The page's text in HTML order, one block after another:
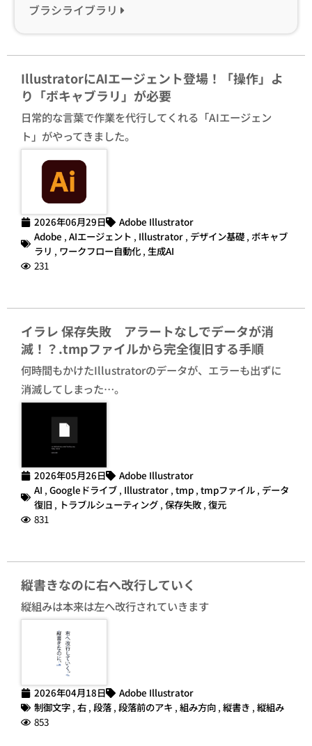
ブラシライブラリ
IllustratorにAIエージェント登場！「操作」よ
り「ボキャブラリ」が必要
日常的な言葉で作業を代行してくれる「AIエージェン
ト」がやってきました。
2026年06月29日
Adobe Illustrator
Adobe , AIエージェント , Illustrator , デザイン基礎 , ボキャブ
ラリ , ワークフロー自動化 , 生成AI
231
イラレ 保存失敗 アラートなしでデータが消
滅！？.tmpファイルから完全復旧する手順
何時間もかけたIllustratorのデータが、エラーも出ずに
消滅してしまった…。
2026年05月26日
Adobe Illustrator
AI , Googleドライブ , Illustrator , tmp , tmpファイル , データ
復旧 , トラブルシューティング , 保存失敗 , 復元
831
縦書きなのに右へ改行していく
縦組みは本来は左へ改行されていきます
2026年04月18日
Adobe Illustrator
制御文字 , 右 , 段落 , 段落前のアキ , 組み方向 , 縦書き , 縦組み
853